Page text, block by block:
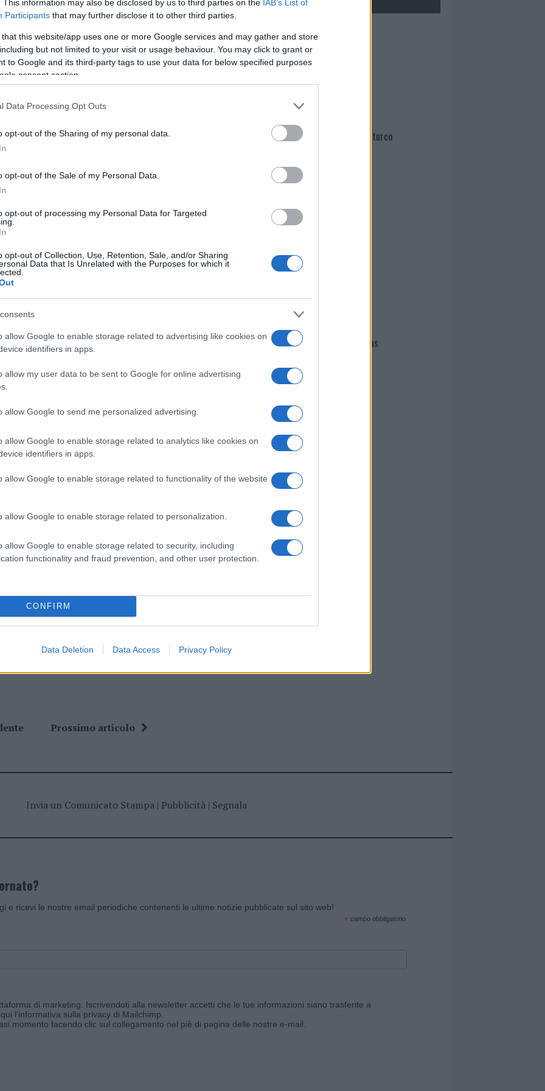
This information may also be disclosed by us to third parties on the IAB’s List of
Participants that may further disclose it to other third parties.
that this website/app uses one or more Google services and may gather and store
but not limited to your visit or usage behaviour. You may click to grant or
to Google and its third-party tags to use your data for below specified purposes
consent section.
Data Processing Opt Outs
opt-out of the Sharing of my personal data.
opt-out of the Sale of my Personal Data.
opt-out of processing my Personal Data for Targeted
opt-out of Collection, Use, Retention, Sale, and/or Sharing
Data that Is Unrelated with the Purposes for which it
allow Google to enable storage related to advertising like cookies on
identifiers in apps.
allow my user data to be sent to Google for online advertising
allow Google to send me personalized advertising.
allow Google to enable storage related to analytics like cookies on
identifiers in apps.
allow Google to enable storage related to functionality of the website
allow Google to enable storage related to personalization.
allow Google to enable storage related to security, including
functionality and fraud prevention, and other user protection.
CONFIRM
Data Deletion Data Access Privacy Policy
sodalizio che ha sempre creato e
vivaio giovanile, indispensabile in
e il suo collaboratore
dei propri giovani atleti e da
anche in caso di sconfitta. “Particolare
sport all’insegna della correttezza e ed e
dalla tenera età”, ha commentato il
nella sezione
Angelo Calvisi
Arianna Azara
Pucci Luigi Vella Marta Ariu
Nicolas Canu
i tuoi video e le tue foto
+39 345 356 7512
di GalluraOggi.it
news da Google News
Prossimo articolo
Mario Malu
Paolo Pinna
Martina Agostina Diturco
Giovannimaria Cabras
Invia un Comunicato Stampa| Pubblicità| Segnala
e ricevi le nostre email periodiche contenenti le ultime notizie pubblicate sul sito web!
* campo obbligatorio
di marketing. Iscrivendoti alla newsletter accetti che le tue informazioni siano trasferite a
l'informativa sulla privacy di Mailchimp
momento facendo clic sul collegamento nel piè di pagina delle nostre e-mail.